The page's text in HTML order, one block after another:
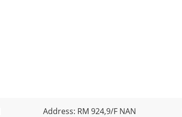
Address: RM 924,9/F NAN